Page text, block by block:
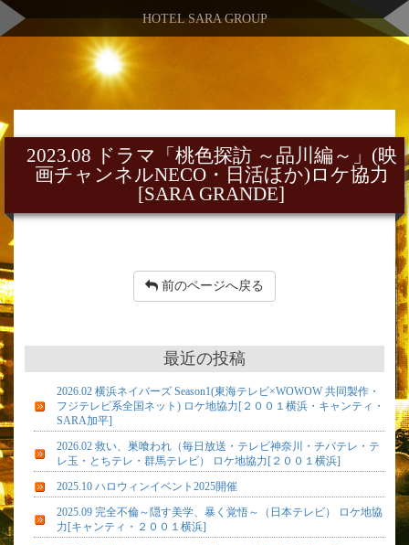
HOTEL SARA GROUP
2023.08 ドラマ「桃色探訪 ～品川編～」(映
画チャンネルNECO・日活ほか)ロケ協力
[SARA GRANDE]
前のページへ戻る
最近の投稿
2026.02 横浜ネイバーズ Season1(東海テレビ×WOWOW 共同製作・
フジテレビ系全国ネット) ロケ地協力[２００１横浜・キャンティ・
SARA加平]
2026.02 救い、巣喰われ（毎日放送・テレビ神奈川・チバテレ・テ
レ玉・とちテレ・群馬テレビ） ロケ地協力[２００１横浜]
2025.10 ハロウィンイベント2025開催
2025.09 完全不倫～隠す美学、暴く覚悟～（日本テレビ） ロケ地協
力[キャンティ・２００１横浜]